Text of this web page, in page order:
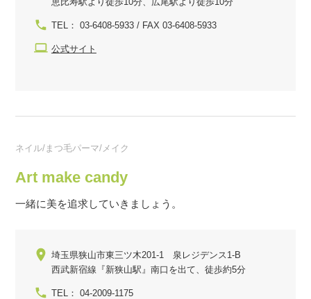
TEL： 03-6408-5933 / FAX 03-6408-5933
公式サイト
ネイル/まつ毛パーマ/メイク
Art make candy
一緒に美を追求していきましょう。
埼玉県狭山市東三ツ木201-1 泉レジデンス1-B
西武新宿線『新狭山駅』南口を出て、徒歩約5分
TEL： 04-2009-1175